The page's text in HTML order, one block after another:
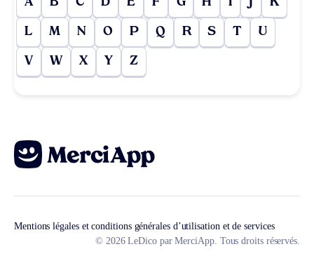
L M N O P Q R S T U
V W X Y Z
Mentions légales et conditions générales d’utilisation et de services
© 2026 LeDico par MerciApp. Tous droits réservés.